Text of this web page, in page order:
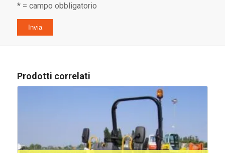
* = campo obbligatorio
Prodotti correlati